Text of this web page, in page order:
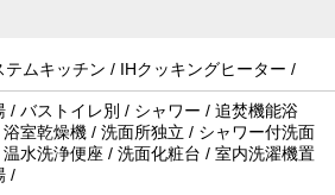
テムキッチン / IHクッキングヒーター /
/ バストイレ別 / シャワー / 追焚機能浴
室乾燥機 / 洗面所独立 / シャワー付洗面
温水洗浄便座 / 洗面化粧台 / 室内洗濯機置
/